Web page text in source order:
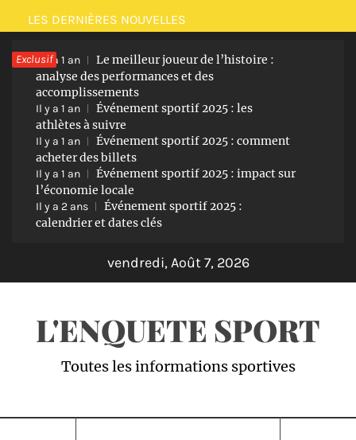
Passer
au
contenu
LES DERNIÈRES NOUVELLES
ExclusifIl y a 1 an
Le meilleur joueur de l’histoire :
analyse des performances et des
accomplissements
Il y a 1 an
Événement sportif 2025 : les
athlètes à suivre
Il y a 1 an
Événement sportif 2025 : comment
acheter des billets
Il y a 1 an
Événement sportif 2025 : impact sur
l’économie locale
Il y a 2 ans
Événement sportif 2025 :
calendrier et dates clés
vendredi, Août 7, 2026
L'ENQUETE SPORT
Toutes les informations sportives